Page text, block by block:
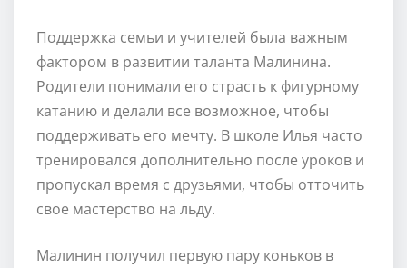
Поддержка семьи и учителей была важным
фактором в развитии таланта Малинина.
Родители понимали его страсть к фигурному
катанию и делали все возможное, чтобы
поддерживать его мечту. В школе Илья часто
тренировался дополнительно после уроков и
пропускал время с друзьями, чтобы отточить
свое мастерство на льду.
Малинин получил первую пару коньков в